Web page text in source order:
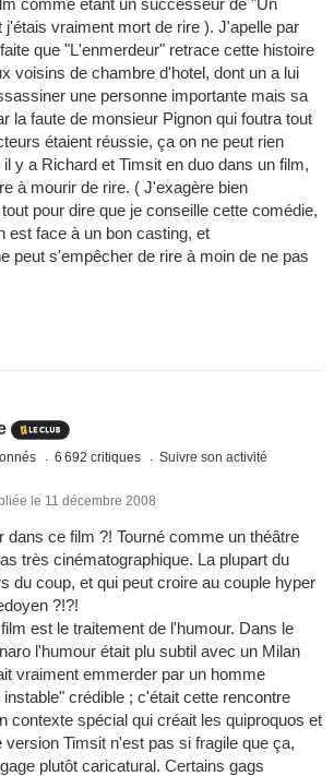
comme étant un successeur de "Un
j'étais vraiment mort de rire ). J'apelle par
que "L'enmerdeur" retrace cette histoire
voisins de chambre d'hotel, dont un a lui
une personne importante mais sa
la faute de monsieur Pignon qui foutra tout
étaient réussie, ça on ne peut rien
y a Richard et Timsit en duo dans un film,
à mourir de rire. ( J'exagère bien
pour dire que je conseille cette comédie,
est face à un bon casting, et
peut s'empêcher de rire à moin de ne pas
6 692 critiques Suivre son activité
le 11 décembre 2008
dans ce film ?! Tourné comme un théâtre
très cinématographique. La plupart du
du coup, et qui peut croire au couple hyper
?!?!
est le traitement de l'humour. Dans le
l'humour était plu subtil avec un Milan
vraiment emmerder par un homme
crédible ; c'était cette rencontre
contexte spécial qui créait les quiproquos et
Timsit n'est pas si fragile que ça,
plutôt caricatural. Certains gags